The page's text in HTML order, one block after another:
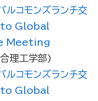
ルコモンズランチ交
to Global
Meeting
理工学部)
ルコモンズランチ交
to Global